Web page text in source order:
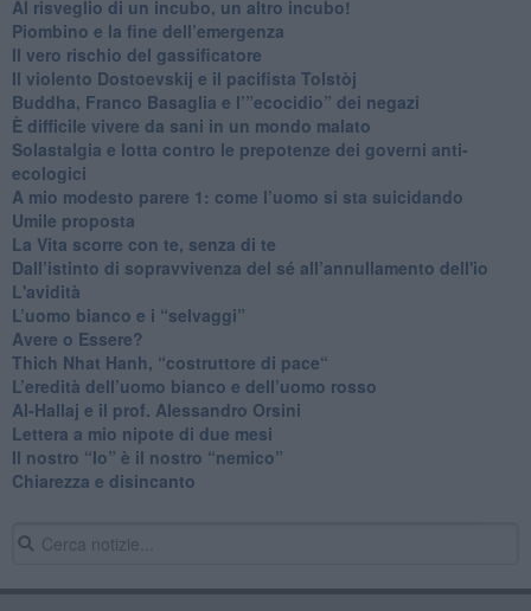
Al risveglio di un incubo, un altro incubo!
​Piombino e la fine dell’emergenza
​Il vero rischio del gassificatore
​Il violento Dostoevskij e il pacifista Tolstòj
​Buddha, Franco Basaglia e l’”ecocidio” dei negazi
​È difficile vivere da sani in un mondo malato
Solastalgia e lotta contro le prepotenze dei governi anti-
ecologici
​A mio modesto parere 1: come l’uomo si sta suicidando
​Umile proposta
​La Vita scorre con te, senza di te
​Dall’istinto di sopravvivenza del sé all’annullamento dell'io
L'avidità
​L’uomo bianco e i “selvaggi”
​Avere o Essere?
​Thich Nhat Hanh, “costruttore di pace“
​L’eredità dell’uomo bianco e dell’uomo rosso
Al-Hallaj e il prof. Alessandro Orsini
​Lettera a mio nipote di due mesi
​Il nostro “Io” è il nostro “nemico”
​Chiarezza e disincanto